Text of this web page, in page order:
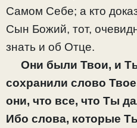
Самом Себе; а кто
Сын Божий, тот,
знать и об Отце.
Они были Твои, и
сохранили слово
они, что все, что Ты
Ибо слова, которые